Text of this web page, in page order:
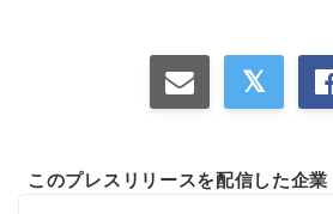
このプレスリリースを配信した企業